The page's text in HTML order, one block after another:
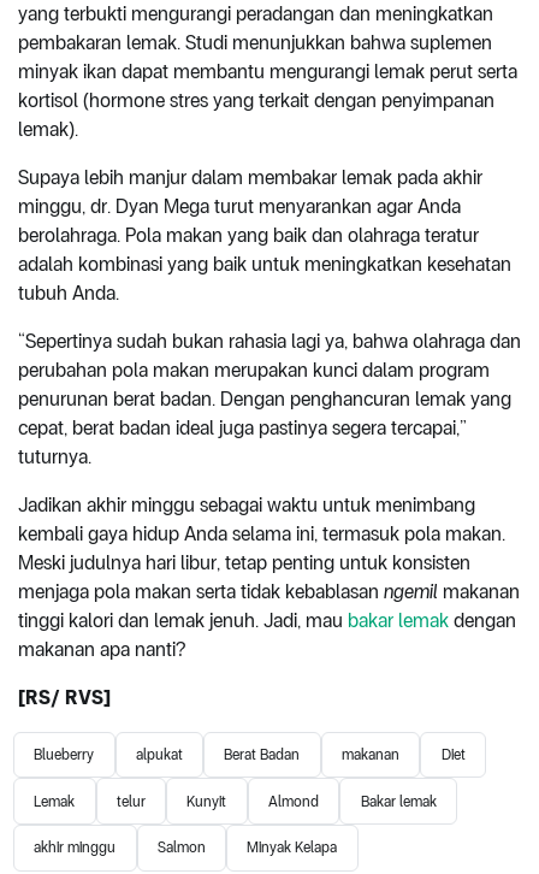
yang terbukti mengurangi peradangan dan meningkatkan
pembakaran lemak. Studi menunjukkan bahwa suplemen
minyak ikan dapat membantu mengurangi lemak perut serta
kortisol (hormone stres yang terkait dengan penyimpanan
lemak).
Supaya lebih manjur dalam membakar lemak pada akhir
minggu, dr. Dyan Mega turut menyarankan agar Anda
berolahraga. Pola makan yang baik dan olahraga teratur
adalah kombinasi yang baik untuk meningkatkan kesehatan
tubuh Anda.
“Sepertinya sudah bukan rahasia lagi ya, bahwa olahraga dan
perubahan pola makan merupakan kunci dalam program
penurunan berat badan. Dengan penghancuran lemak yang
cepat, berat badan ideal juga pastinya segera tercapai,”
tuturnya.
Jadikan akhir minggu sebagai waktu untuk menimbang
kembali gaya hidup Anda selama ini, termasuk pola makan.
Meski judulnya hari libur, tetap penting untuk konsisten
menjaga pola makan serta tidak kebablasan ngemil makanan
tinggi kalori dan lemak jenuh. Jadi, mau bakar lemak dengan
makanan apa nanti?
[RS/ RVS]
Blueberry alpukat Berat Badan makanan Diet
Lemak telur Kunyit Almond Bakar lemak
akhir minggu Salmon Minyak Kelapa